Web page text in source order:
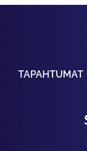
TAPAHTUMAT